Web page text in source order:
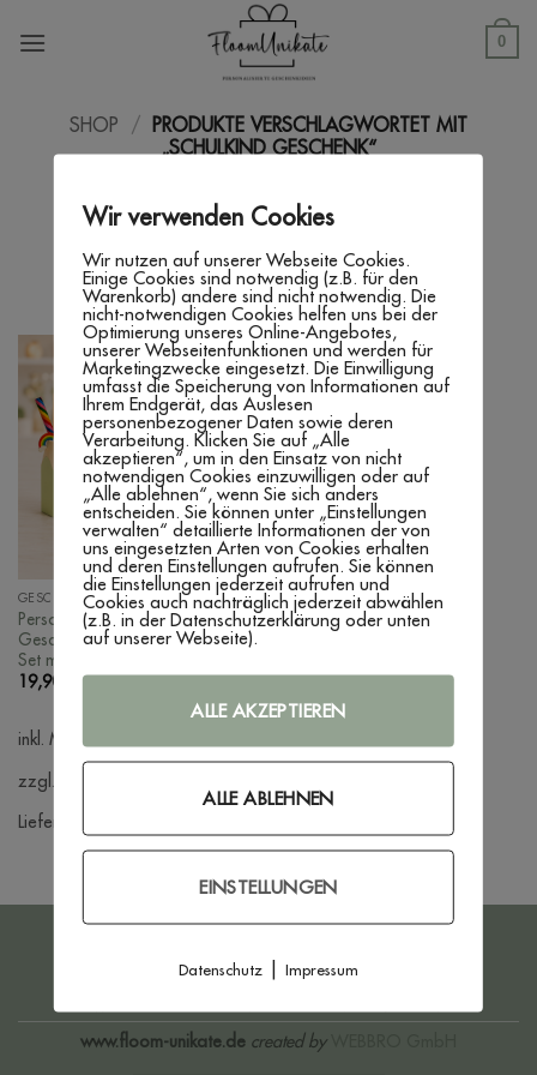
Inhalt
0
SHOP /
PRODUKTE VERSCHLAGWORTET MIT
„SCHULKIND GESCHENK“
GESCHENKIDEEN
Personalisiertes Einschulung
Geschenk – 6-teiliges Schulkind
Set mit Stiftebox
19,90
inkl. MwSt.
zzgl. Versandkosten
Lieferzeit:
Transfer
www.floom-unikate.de created by
Wir verwenden Cookies
Wir nutzen auf unserer Webseite Cookies.
Einige Cookies sind notwendig (z.B. für den
Warenkorb) andere sind nicht notwendig. Die
nicht-notwendigen Cookies helfen uns bei der
Optimierung unseres Online-Angebotes,
unserer Webseitenfunktionen und werden für
Marketingzwecke eingesetzt. Die Einwilligung
umfasst die Speicherung von Informationen auf
Ihrem Endgerät, das Auslesen
personenbezogener Daten sowie deren
Verarbeitung. Klicken Sie auf „Alle
akzeptieren“, um in den Einsatz von nicht
notwendigen Cookies einzuwilligen oder auf
„Alle ablehnen“, wenn Sie sich anders
entscheiden. Sie können unter „Einstellungen
verwalten“ detaillierte Informationen der von
uns eingesetzten Arten von Cookies erhalten
und deren Einstellungen aufrufen. Sie können
die Einstellungen jederzeit aufrufen und
Cookies auch nachträglich jederzeit abwählen
(z.B. in der Datenschutzerklärung oder unten
auf unserer Webseite).
ALLE AKZEPTIEREN
ALLE ABLEHNEN
EINSTELLUNGEN
Datenschutz| Impressum